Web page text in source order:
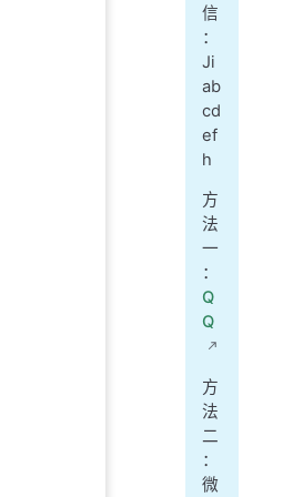
信
：
Ji
ab
cd
ef
h
方
法
一
：
Q
Q
方
法
二
：
微